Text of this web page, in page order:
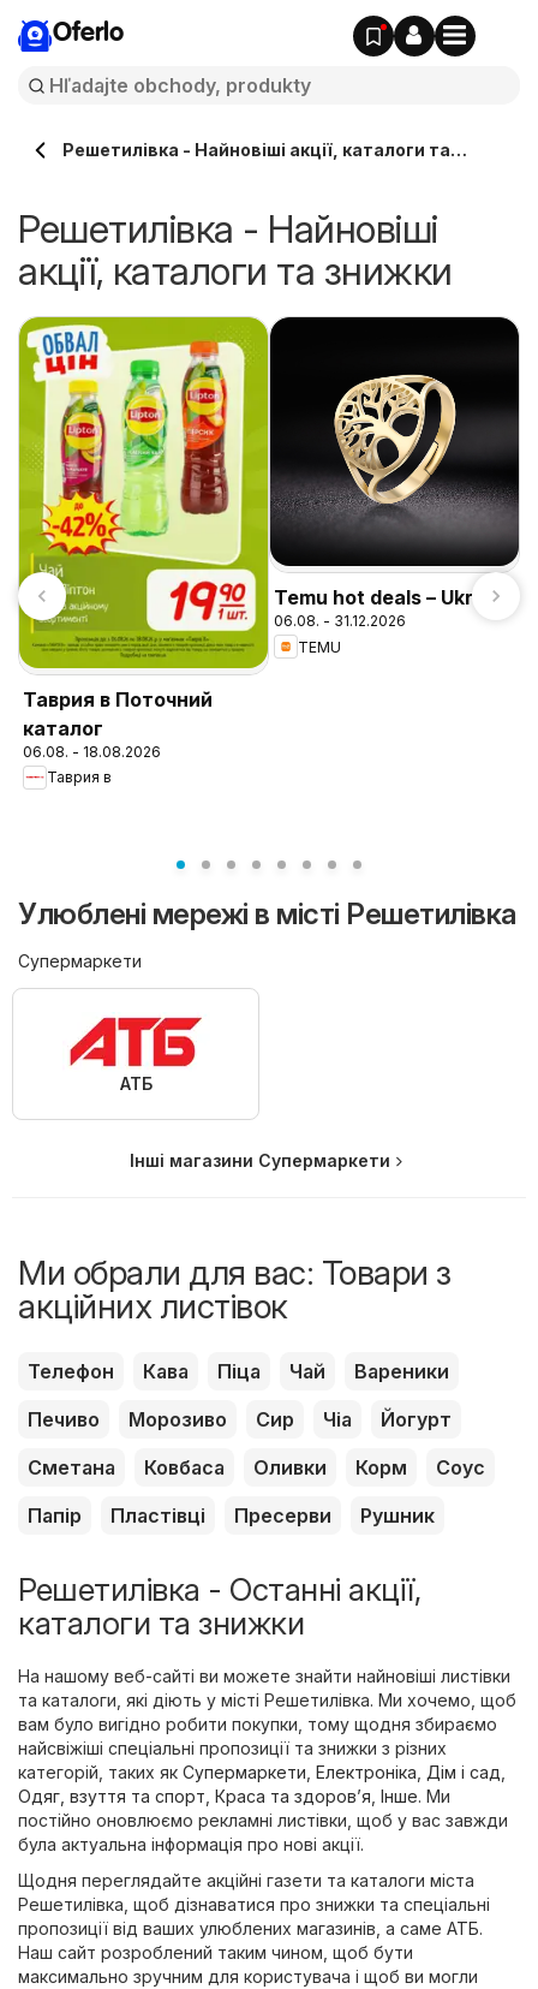
Oferlo
Решетилівка - Найновіші акції, каталоги та
Решетилівка - Найновіші
акції, каталоги та знижки
Таврия в Поточний
каталог
06.08. - 18.08.2026
Таврия в
Temu hot deals – Ukraine
06.08. - 31.12.2026
TEMU
Улюблені мережі в місті Решетилівка
Супермаркети
АТБ
Інші магазини Супермаркети
Ми обрали для вас: Товари з
акційних листівок
Телефон Кава Піца Чай
Вареники
Печиво
Морозиво Сир Чіа
Йогурт
Сметана
Ковбаса Оливки Корм
Соус
Папір
Пластівці Пресерви Рушник
Решетилівка - Останні акції,
каталоги та знижки
На нашому веб-сайті ви можете знайти найновіші листівки
та каталоги, які діють у місті Решетилівка. Ми хочемо, щоб
вам було вигідно робити покупки, тому щодня збираємо
найсвіжіші спеціальні пропозиції та знижки з різних
категорій, таких як Супермаркети Електроніка Дім і сад
Одяг, взуття та спорт Краса та здоров’я Інше. Ми
постійно оновлюємо рекламні листівки, щоб у вас завжди
була актуальна інформація про нові акції.
Щодня переглядайте акційні газети та каталоги міста
Решетилівка, щоб дізнаватися про знижки та спеціальні
пропозиції від ваших улюблених магазинів, а саме АТБ.
Наш сайт розроблений таким чином, щоб бути
максимально зручним для користувача і щоб ви могли